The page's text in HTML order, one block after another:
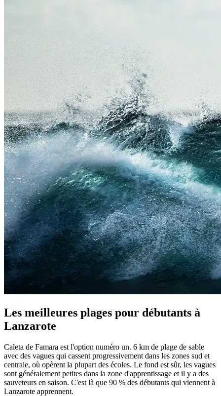
Les meilleures plages pour débutants à
Lanzarote
Caleta de Famara est l'option numéro un. 6 km de plage de sable
avec des vagues qui cassent progressivement dans les zones sud et
centrale, où opèrent la plupart des écoles. Le fond est sûr, les vagues
sont généralement petites dans la zone d'apprentissage et il y a des
sauveteurs en saison. C'est là que 90 % des débutants qui viennent à
Lanzarote apprennent.